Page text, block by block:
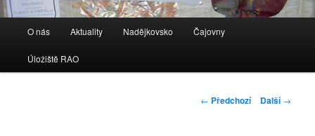
navigační
O nás Aktuality Nadějkovsko Čajovny
Úložiště RAO
Navigace
← Předchozí Další→